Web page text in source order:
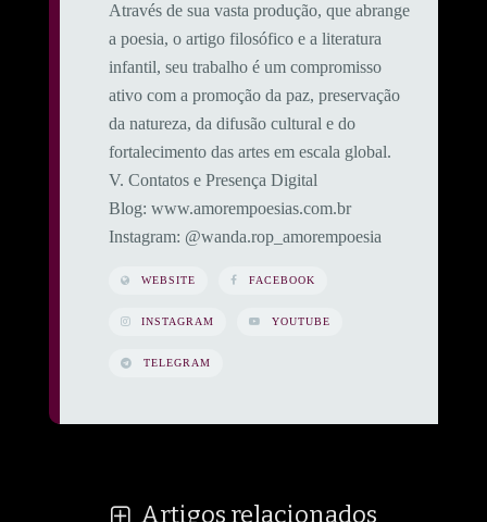
​Através de sua vasta produção, que abrange
a poesia, o artigo filosófico e a literatura
infantil, seu trabalho é um compromisso
ativo com a promoção da paz, preservação
da natureza, da difusão cultural e do
fortalecimento das artes em escala global.
​V. Contatos e Presença Digital
​Blog: www.amorempoesias.com.br
​Instagram: @wanda.rop_amorempoesia
WEBSITE FACEBOOK
INSTAGRAM YOUTUBE
TELEGRAM
Artigos relacionados